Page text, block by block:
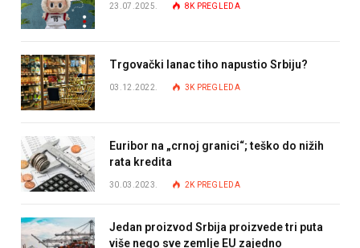
23.07.2025. 8K PREGLEDA
Trgovački lanac tiho napustio Srbiju?
03.12.2022. 3K PREGLEDA
Euribor na „crnoj granici“; teško do nižih
rata kredita
30.03.2023. 2K PREGLEDA
Jedan proizvod Srbija proizvede tri puta
više nego sve zemlje EU zajedno